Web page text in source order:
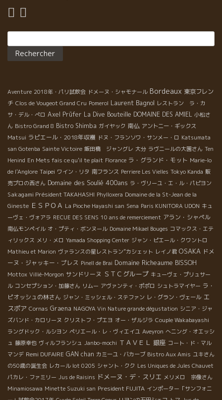
た。 銀座で一杯はPAUL ポールですよ！最高です！
Aventure 2018年・パリ試飲会 ドメーヌ・シャモナール Bordeaux 東京フレン
チ Clos de Vougeot Grand Cru Pomerol Laurent Bagnol レストラン ラ・カ
サ・デル・ぺロ Axel Prüfer La Dive Bouteille DOMAINE DES AMIEL 小松さ
ん Bistro Grand 8 Bistro Shimba ガイヤック 南仏 アントニー・ギックス
Matsui ラピエール・2018年収穫 ドヌ・フランソワ・サンメー・ロ Katsumata
san Gotenba Sainte Victoire 飯田橋 ジャングレ 大分 ラヴニールの大園さん Ten
Henind En Mets fais ce qu'il te plait Florance ラ・グランド・モット Marie-lo
de l'Anglore Taipei ワイン・リタ 南フランス Perriere Les Vielles Tokyo Kanda 販
売プロの西さん Domaine des Soulié 400ans ラ・ヴリーユ・エ・ル・パピヨン
Sakagami Président TAKAHASHI Phylloxera Domaine de la St-Jean de la
Gineste ＥＳＰＯＡ La Pioche Hayashi san Sena Paris KUNITORA UDON キュ
ーヴェ・ヴォアラ RECUE DES SENS 10 ans de remerciement アラン・シャペル
南仏モンペイル オ・プティ・ボンヌール Domaine Mikael Bouges コマックス・エテ
ィリックス メリ・メロ Yamada Shopping Center ジャン・ピエール・クワントロ
Mathieu et Marion ヴァランスの星レストラン”カシェット レイノ君 OSAKA ドメ
ーヌ・ジャッキー・プレス Pinell de Brai Domaine Richeaume BISSOH
Mottox Villié-Morgon サンドリーヌ ＳＴＣグループ キューヴェ・プリュサー
ル コンセプション・加藤さん リムー アヴァンティ・ポポロ シュトラマイヤー ラ・
ピオッシュの林さん ジャン・ミッシェル・ステファン レ・グラン・ヴェール エ
スポア Cornas Graena NAGOYA Vin Nature grande dégustation シニア・ジャ
ズバンド・カロリーヌ クリストフ・プエヨ オー・ザルジラ Couple Wakabayashi
ラングドック・ルシヨン ペリエール・レ・ヴィエイユ Aveyron へニング・オエッシ
ュ 藤原幸也 ヴィルフランシュ Janbo-mochi ＴＡＶＥＬ 銀座 コート・ド・マル
マンデ Remi DUFAIRE GAN chan カミーユ・バカーブ Bistro Aux Amis ユキさん
の50歳の誕生会 レカール lot 0205 シャント・クク Les Uniques de Jules Chauvet
パカレ・ファミリー Jus de Raisins ドメーヌ・デ・スリエ メリメロ 宗像さん
Minamiosawa Minette Suzuki san President FUJITA インポーター「サンフォニ